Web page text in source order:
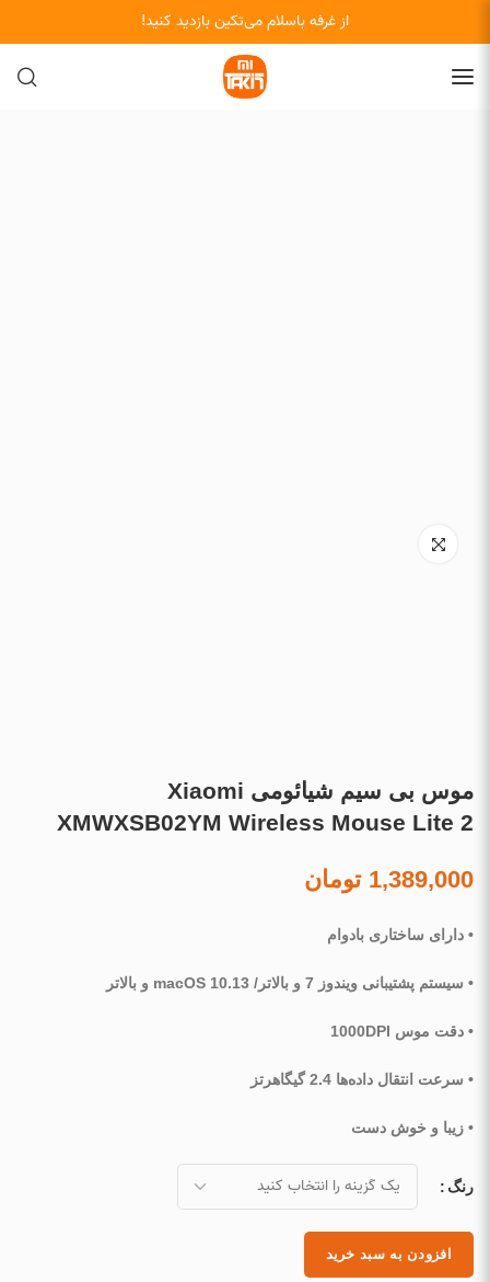
از غرفه باسلام می‌تکین بازدید کنید!
موس بی سیم شیائومی Xiaomi
XMWXSB02YM Wireless Mouse Lite 2
1,389,000 تومان
• دارای ساختاری بادوام
• سیستم پشتیبانی ویندوز 7 و بالاتر/ macOS 10.13 و بالاتر
• دقت موس 1000DPI
• سرعت انتقال داده‌ها 2.4 گیگاهرتز
• زیبا و خوش دست
رنگ
افزودن به سبد خرید